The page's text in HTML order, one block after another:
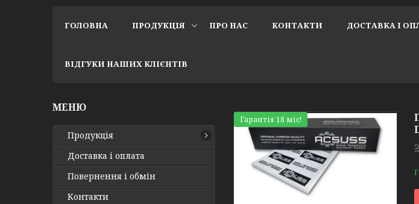
ГОЛОВНА ПРОДУКЦІЯ ПРО НАС КОНТАКТИ ДОСТАВКА І
ВІДГУКИ НАШИХ КЛІЄНТІВ
Гарантія 18 міс!
Продукція
Доставка і оплата
Повернення і обмін
Контакти